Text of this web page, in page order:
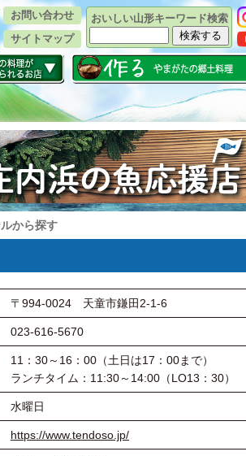
おいしい山形キーワード検索
お問い合わせ
サイトマップ
から探す
〒994-0024 天童市鎌田2-1-6
023-616-5670
11：30～16：00（土日は17：00まで）
ランチタイム：11:30～14:00（LO13：30）
水曜日
https://www.tendoso.jp/